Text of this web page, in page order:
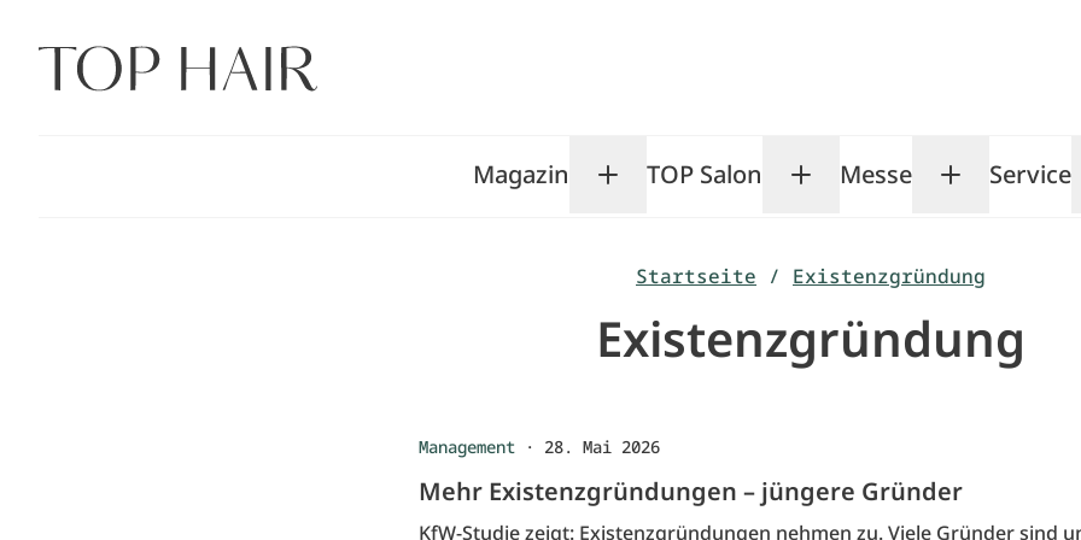
Inhalt
springen
Magazin Toggle Magazin submenu
TOP Salon Toggle TOP Salon
Messe ToggleService
Startseite / Existenzgründung
Existenzgründung
Management · 28. Mai 2026
Mehr Existenzgründungen – jüngere Gründer
KfW-Studie zeigt: Existenzgründungen nehmen zu. Viele Gründer sind